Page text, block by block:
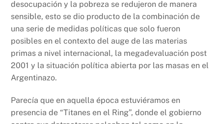
desocupación y la pobreza se redujeron de manera
sensible, esto se dio producto de la combinación de
una serie de medidas políticas que solo fueron
posibles en el contexto del auge de las materias
primas a nivel internacional, la megadevaluación post
2001 y la situación política abierta por las masas en el
Argentinazo.
Parecía que en aquella época estuviéramos en
presencia de “Titanes en el Ring”, donde el gobierno